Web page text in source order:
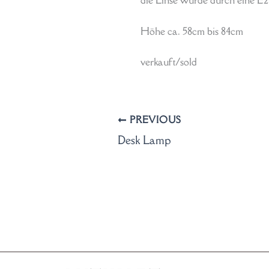
Höhe ca. 58cm bis 84cm
verkauft/sold
PREVIOUS
Desk Lamp